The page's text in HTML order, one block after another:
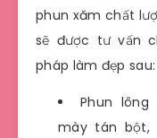
phun xăm chất
sẽ được tư vấn
pháp làm đẹp sau:
Phun
mày tán bột,